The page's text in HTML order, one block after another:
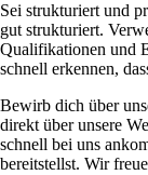
Sei strukturiert und
gut strukturiert.
Qualifikationen und
schnell erkennen,
Bewirb dich über
direkt über unsere
schnell bei uns
bereitstellst. Wir